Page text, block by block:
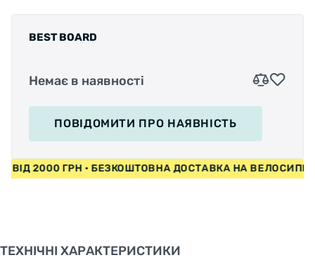
BEST BOARD
Немає в наявності
ПОВІДОМИТИ ПРО НАЯВНІСТЬ
ВІД 2000 ГРН • БЕЗКОШТОВНА ДОСТАВКА НА
ТЕХНІЧНІ ХАРАКТЕРИСТИКИ